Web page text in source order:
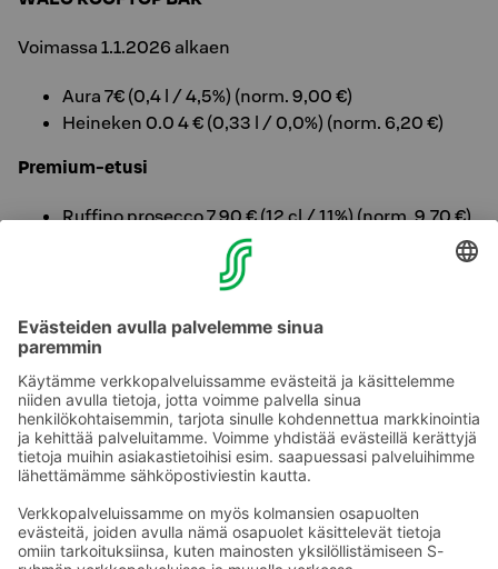
Voimassa 1.1.2026 alkaen
Aura 7€ (0,4 l / 4,5%) (norm. 9,00 €)
Heineken 0.0 4 € (0,33 l / 0,0%) (norm. 6,20 €)
Premium-etusi
Ruffino prosecco 7,90 € (12 cl / 11%) (norm. 9,70 €)
Henkell Sparkling Blanc 5,90 € (20cl / 0%) (norm.
Kokous- ja ravintolaedut eivät edellytä majoittumista
Original Sokos Hotel Wiklundilla.
Ota yhteyttä Sokos Hotels uutiskirje